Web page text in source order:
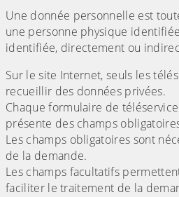
Une donnée personnelle est
une personne physique
identifiée, directement ou
Sur le site Internet, seuls les
recueillir des données privées.
Chaque formulaire de téléservice
présente des champs
Les champs obligatoires sont
de la demande.
Les champs facultatifs
faciliter le traitement de la